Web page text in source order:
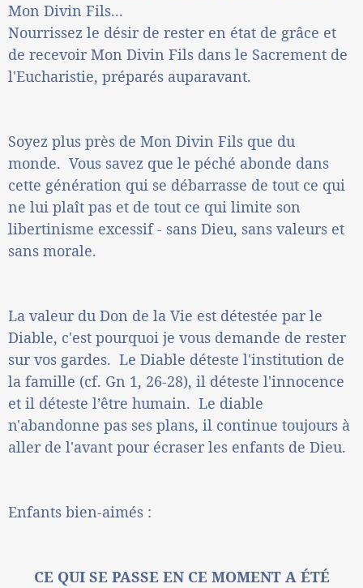
Mon Divin Fils...
Nourrissez le désir de rester en état de grâce et
de recevoir Mon Divin Fils dans le Sacrement de
l'Eucharistie, préparés auparavant.
Soyez plus près de Mon Divin Fils que du
monde. Vous savez que le péché abonde dans
cette génération qui se débarrasse de tout ce qui
ne lui plaît pas et de tout ce qui limite son
libertinisme excessif - sans Dieu, sans valeurs et
sans morale.
La valeur du Don de la Vie est détestée par le
Diable, c'est pourquoi je vous demande de rester
sur vos gardes. Le Diable déteste l'institution de
la famille (cf. Gn 1, 26-28), il déteste l'innocence
et il déteste l’être humain. Le diable
n'abandonne pas ses plans, il continue toujours à
aller de l'avant pour écraser les enfants de Dieu.
Enfants bien-aimés :
CE QUI SE PASSE EN CE MOMENT A ÉTÉ